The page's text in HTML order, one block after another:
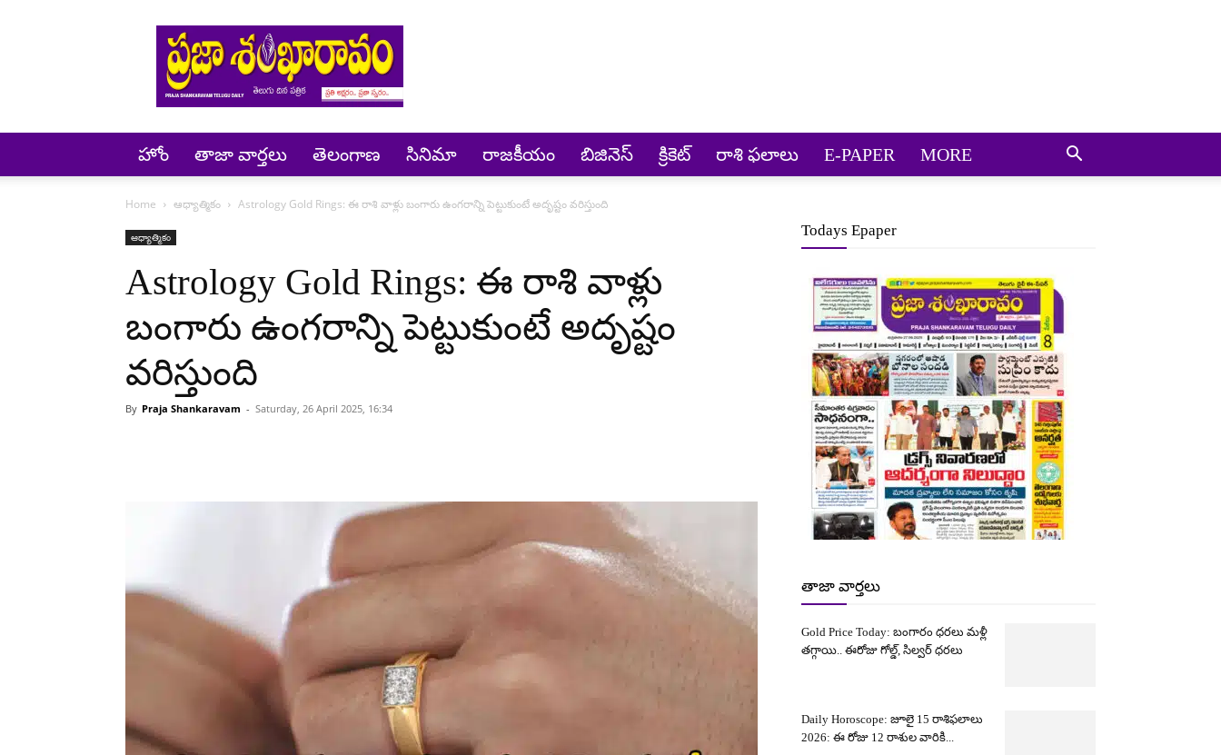
Prajashankaravam
హోం తాజా వార్తలు తెలంగాణ సినిమా రాజకీయం బిజినెస్ క్రికెట్‌ రాశి ఫలాలు E-PAPER MORE
Home ఆధ్యాత్మికం Astrology Gold Rings: ఈ రాశి వాళ్లు బంగారు ఉంగరాన్ని పెట్టుకుంటే అదృష్టం వరిస్తుంది
ఆధ్యాత్మికం
Astrology Gold Rings: ఈ రాశి వాళ్లు
బంగారు ఉంగరాన్ని పెట్టుకుంటే అదృష్టం
వరిస్తుంది
By Praja Shankaravam - Saturday, 26 April 2025, 16:34
Todays Epaper
తాజా వార్తలు
Gold Price Today: బంగారం ధరలు మళ్లీ
తగ్గాయి.. ఈరోజు గోల్డ్, సిల్వర్ ధరలు
Daily Horoscope: జూలై 15 రాశిఫలాలు
2026: ఈ రోజు 12 రాశుల వారికి...